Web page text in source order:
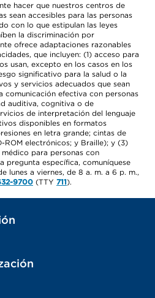
hacer que nuestros centros de
sean accesibles para las personas
con lo que estipulan las leyes
la discriminación por
ofrece adaptaciones razonables
que incluyen: (1) acceso para
usan, excepto en los casos en los
significativo para la salud o la
y servicios adecuados que sean
comunicación efectiva con personas
auditiva, cognitiva o de
de interpretación del lenguaje
disponibles en formatos
en letra grande; cintas de
ROM electrónicos; y Braille); y (3)
para personas con
pregunta específica, comuníquese
lunes a viernes, de 8 a. m. a 6 p. m.,
9700 (TTY 711).